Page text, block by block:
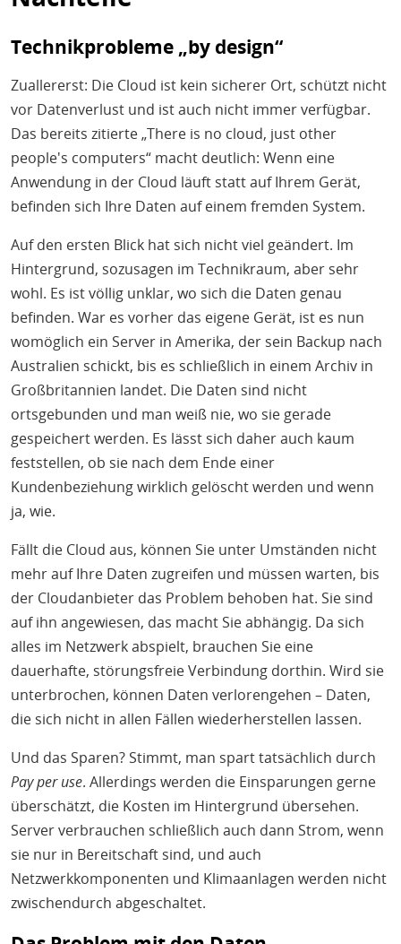
Technikprobleme „by design“
Zuallererst: Die Cloud ist kein sicherer Ort, schützt nicht
vor Datenverlust und ist auch nicht immer verfügbar.
Das bereits zitierte „There is no cloud, just other
people's computers“ macht deutlich: Wenn eine
Anwendung in der Cloud läuft statt auf Ihrem Gerät,
befinden sich Ihre Daten auf einem fremden System.
Auf den ersten Blick hat sich nicht viel geändert. Im
Hintergrund, sozusagen im Technikraum, aber sehr
wohl. Es ist völlig unklar, wo sich die Daten genau
befinden. War es vorher das eigene Gerät, ist es nun
womöglich ein Server in Amerika, der sein Backup nach
Australien schickt, bis es schließlich in einem Archiv in
Großbritannien landet. Die Daten sind nicht
ortsgebunden und man weiß nie, wo sie gerade
gespeichert werden. Es lässt sich daher auch kaum
feststellen, ob sie nach dem Ende einer
Kundenbeziehung wirklich gelöscht werden und wenn
ja, wie.
Fällt die Cloud aus, können Sie unter Umständen nicht
mehr auf Ihre Daten zugreifen und müssen warten, bis
der Cloudanbieter das Problem behoben hat. Sie sind
auf ihn angewiesen, das macht Sie abhängig. Da sich
alles im Netzwerk abspielt, brauchen Sie eine
dauerhafte, störungsfreie Verbindung dorthin. Wird sie
unterbrochen, können Daten verlorengehen – Daten,
die sich nicht in allen Fällen wiederherstellen lassen.
Und das Sparen? Stimmt, man spart tatsächlich durch
Pay per use. Allerdings werden die Einsparungen gerne
überschätzt, die Kosten im Hintergrund übersehen.
Server verbrauchen schließlich auch dann Strom, wenn
sie nur in Bereitschaft sind, und auch
Netzwerkkomponenten und Klimaanlagen werden nicht
zwischendurch abgeschaltet.